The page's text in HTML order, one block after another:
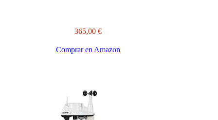
365,00 €
Comprar en Amazon